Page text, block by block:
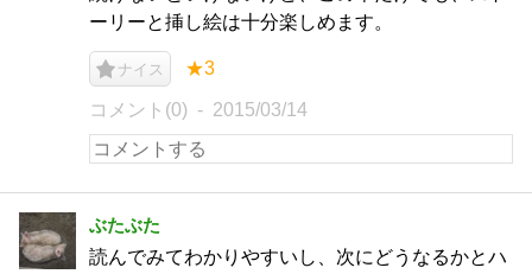
ーリーと挿し絵は十分楽しめます。
ナイス ★3
コメント(0) 2015/03/14
ぶたぶた
読んでみてわかりやすいし、次にどうなるかとハ